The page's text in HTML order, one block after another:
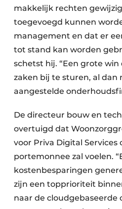
makkelijk rechten
toegevoegd kunnen
management en dat er
tot stand kan worden
schetst hij. “Een grote
zaken bij te sturen, al dan
aangestelde
De directeur bouw en
overtuigd dat
voor Priva Digital Services
portemonnee zal voelen.
kostenbesparingen
zijn een topprioriteit
naar de cloudgebaseerde